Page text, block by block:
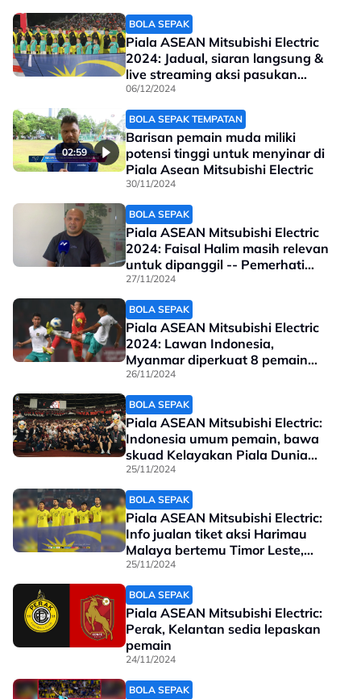
BOLA SEPAK
Piala ASEAN Mitsubishi Electric
2024: Jadual, siaran langsung &
live streaming aksi pasukan
Malaysia
06/12/2024
02:59
BOLA SEPAK TEMPATAN
Barisan pemain muda miliki
potensi tinggi untuk menyinar di
Piala Asean Mitsubishi Electric
30/11/2024
BOLA SEPAK
Piala ASEAN Mitsubishi Electric
2024: Faisal Halim masih relevan
untuk dipanggil -- Pemerhati
Sukan
27/11/2024
BOLA SEPAK
Piala ASEAN Mitsubishi Electric
2024: Lawan Indonesia,
Myanmar diperkuat 8 pemain
antarabangsa
26/11/2024
BOLA SEPAK
Piala ASEAN Mitsubishi Electric:
Indonesia umum pemain, bawa
skuad Kelayakan Piala Dunia
hadapi saingan
25/11/2024
BOLA SEPAK
Piala ASEAN Mitsubishi Electric:
Info jualan tiket aksi Harimau
Malaya bertemu Timor Leste,
Singapura
25/11/2024
BOLA SEPAK
Piala ASEAN Mitsubishi Electric:
Perak, Kelantan sedia lepaskan
pemain
24/11/2024
BOLA SEPAK